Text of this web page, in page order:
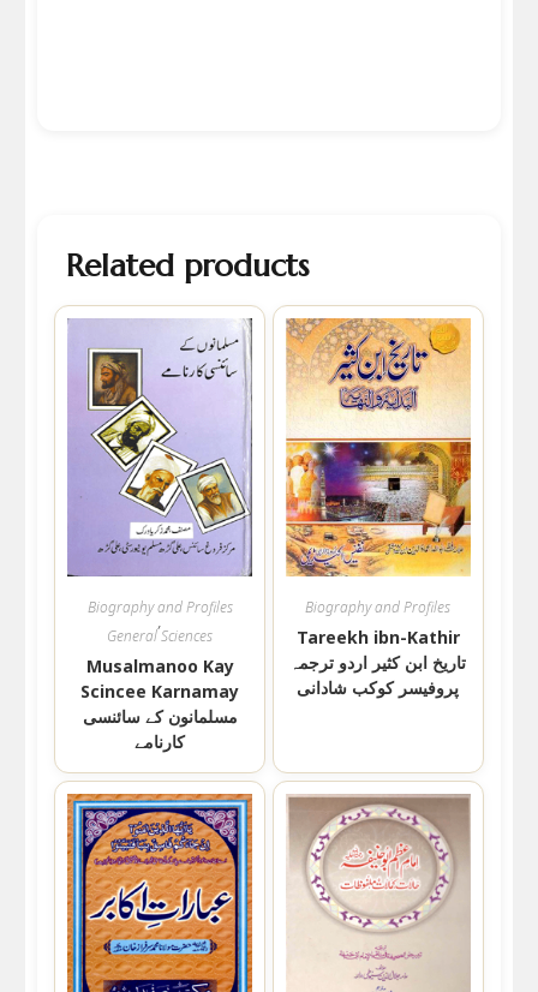
Related products
Biography and Profiles
,
General Sciences
Musalmanoo Kay
Scincee Karnamay
مسلمانون کے سائنسی
کارنامے
Biography and Profiles
Tareekh ibn-Kathir
تاریخ ابن كثير اردو ترجمہ
پروفیسر کوکب شادانی